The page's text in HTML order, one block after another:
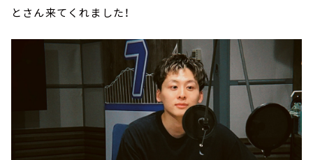
とさん来てくれました！